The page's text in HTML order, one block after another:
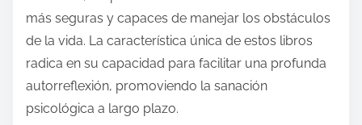
más seguras y capaces de manejar los obstáculos
de la vida. La característica única de estos libros
radica en su capacidad para facilitar una profunda
autorreflexión, promoviendo la sanación
psicológica a largo plazo.